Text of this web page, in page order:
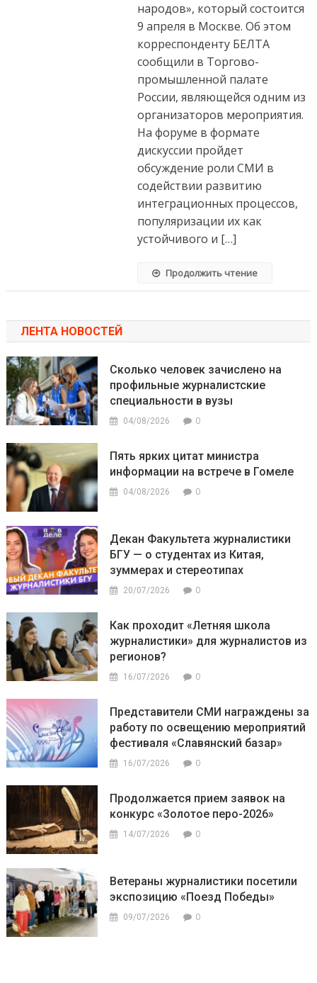
народов», который состоится
9 апреля в Москве. Об этом
корреспонденту БЕЛТА
сообщили в Торгово-
промышленной палате
России, являющейся одним из
организаторов мероприятия.
На форуме в формате
дискуссии пройдет
обсуждение роли СМИ в
содействии развитию
интеграционных процессов,
популяризации их как
устойчивого и […]
Продолжить чтение
ЛЕНТА НОВОСТЕЙ
Сколько человек зачислено на
профильные журналистские
специальности в вузы
04/08/2026 0
Пять ярких цитат министра
информации на встрече в Гомеле
04/08/2026 0
Декан Факультета журналистики
БГУ — о студентах из Китая,
зуммерах и стереотипах
20/07/2026 0
Как проходит «Летняя школа
журналистики» для журналистов из
регионов?
16/07/2026 0
Представители СМИ награждены за
работу по освещению мероприятий
фестиваля «Славянский базар»
16/07/2026 0
Продолжается прием заявок на
конкурс «Золотое перо-2026»
14/07/2026 0
Ветераны журналистики посетили
экспозицию «Поезд Победы»
09/07/2026 0